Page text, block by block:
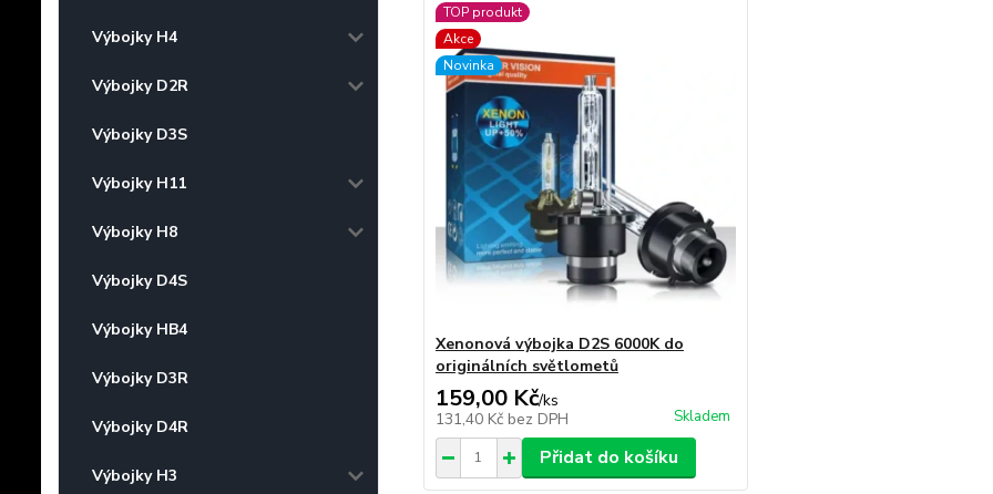
Výbojky H4
Výbojky D2R
Výbojky D3S
Výbojky H11
Výbojky H8
Výbojky D4S
Výbojky HB4
Výbojky D3R
Výbojky D4R
Výbojky H3
TOP produkt
Akce
Novinka
Xenonová výbojka D2S 6000K do
originálních světlometů
159,00 Kč/ks
131,40 Kč bez DPH Skladem
Přidat do košíku